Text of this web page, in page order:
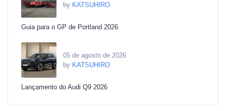
by KATSUHIRO
Guia para o GP de Portland 2026
05 de agosto de 2026
by KATSUHIRO
Lançamento do Audi Q9 2026